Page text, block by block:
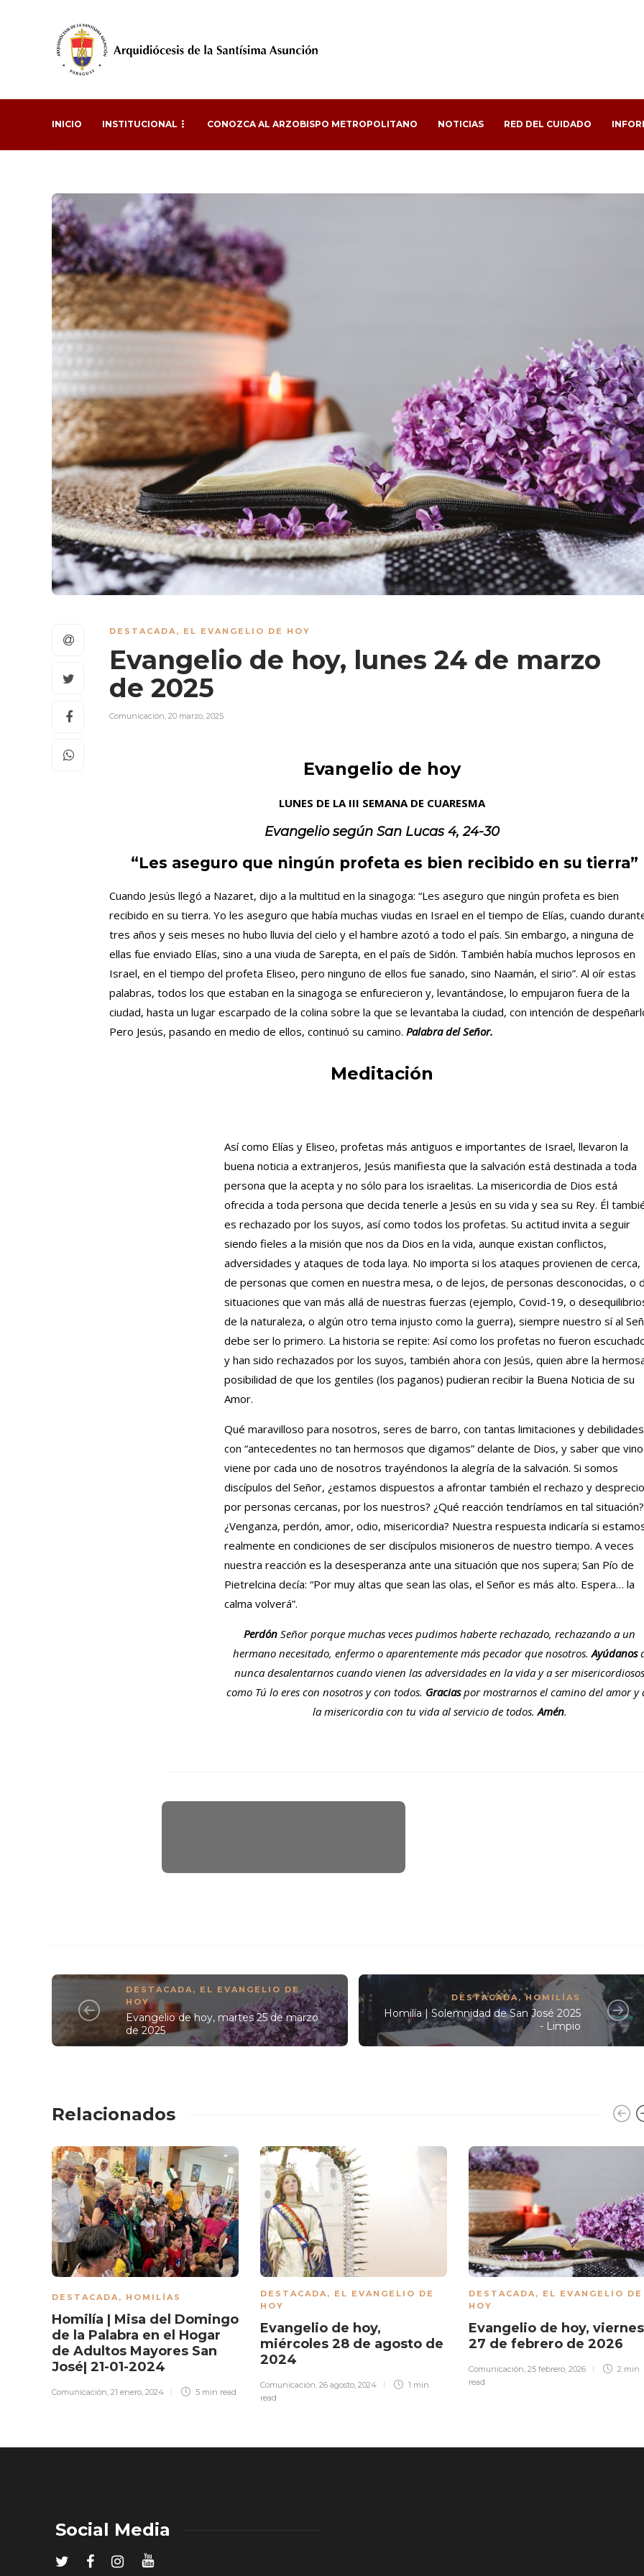
INICIO INSTITUCIONAL CONOZCA AL ARZOBISPO METROPOLITANO NOTICIAS RED DEL CUIDADO
DESTACADA, EL EVANGELIO DE HOY
Evangelio de hoy, lunes 24 de marzo
de 2025
Comunicación, 20 marzo, 2025
Evangelio de hoy
LUNES DE LA III SEMANA DE CUARESMA
Evangelio según San Lucas 4, 24-30
“Les aseguro que ningún profeta es bien recibido en su tierra”
Cuando Jesús llegó a Nazaret, dijo a la multitud en la sinagoga: “Les aseguro que ningún profeta es bien
recibido en su tierra. Yo les aseguro que había muchas viudas en Israel en el tiempo de Elías, cuando
tres años y seis meses no hubo lluvia del cielo y el hambre azotó a todo el país. Sin embargo, a ninguna de
ellas fue enviado Elías, sino a una viuda de Sarepta, en el país de Sidón. También había muchos leprosos en
Israel, en el tiempo del profeta Eliseo, pero ninguno de ellos fue sanado, sino Naamán, el sirio”. Al oír estas
palabras, todos los que estaban en la sinagoga se enfurecieron y, levantándose, lo empujaron fuera de la
ciudad, hasta un lugar escarpado de la colina sobre la que se levantaba la ciudad, con intención de
Pero Jesús, pasando en medio de ellos, continuó su camino. Palabra del Señor.
Meditación
Así como Elías y Eliseo, profetas más antiguos e importantes de Israel, llevaron la
buena noticia a extranjeros, Jesús manifiesta que la salvación está destinada a toda
persona que la acepta y no sólo para los israelitas. La misericordia de Dios está
ofrecida a toda persona que decida tenerle a Jesús en su vida y sea su Rey. Él
es rechazado por los suyos, así como todos los profetas. Su actitud invita a seguir
siendo fieles a la misión que nos da Dios en la vida, aunque existan conflictos,
adversidades y ataques de toda laya. No importa si los ataques provienen de cerca,
de personas que comen en nuestra mesa, o de lejos, de personas desconocidas, o
situaciones que van más allá de nuestras fuerzas (ejemplo, Covid-19, o
de la naturaleza, o algún otro tema injusto como la guerra), siempre nuestro sí al
debe ser lo primero. La historia se repite: Así como los profetas no fueron
y han sido rechazados por los suyos, también ahora con Jesús, quien abre la
posibilidad de que los gentiles (los paganos) pudieran recibir la Buena Noticia de su
Amor.
Qué maravilloso para nosotros, seres de barro, con tantas limitaciones y
con “antecedentes no tan hermosos que digamos” delante de Dios, y saber que
viene por cada uno de nosotros trayéndonos la alegría de la salvación. Si somos
discípulos del Señor, ¿estamos dispuestos a afrontar también el rechazo y desprecio
por personas cercanas, por los nuestros? ¿Qué reacción tendríamos en tal situación?
¿Venganza, perdón, amor, odio, misericordia? Nuestra respuesta indicaría si
realmente en condiciones de ser discípulos misioneros de nuestro tiempo. A veces
nuestra reacción es la desesperanza ante una situación que nos supera; San Pío de
Pietrelcina decía: “Por muy altas que sean las olas, el Señor es más alto. Espera… la
calma volverá”.
Perdón Señor porque muchas veces pudimos haberte rechazado, rechazando a un
hermano necesitado, enfermo o aparentemente más pecador que nosotros.Ayúdanos
nunca desalentarnos cuando vienen las adversidades en la vida y a ser misericordiosos
como Tú lo eres con nosotros y con todos. Graciaspor mostrarnos el camino del amor y
la misericordia con tu vida al servicio de todos.Amén.
DESTACADA, EL EVANGELIO DE
HOY
Evangelio de hoy, martes 25 de marzo
de 2025
DESTACADA,HOMILÍAS
Homilía | Solemnidad de San José 2025
- Limpio
Relacionados
DESTACADA, HOMILÍAS
Homilía | Misa del Domingo
de la Palabra en el Hogar
de Adultos Mayores San
José| 21-01-2024
Comunicación, 21 enero, 2024 5 min read
DESTACADA, EL EVANGELIO DE
HOY
Evangelio de hoy,
miércoles 28 de agosto de
2024
Comunicación, 26 agosto, 2024
1 min
read
DESTACADA, EL EVANGELIO DE
HOY
Evangelio de hoy, viernes
27 de febrero de 2026
Comunicación, 25 febrero, 2026
2 min
read
Social Media